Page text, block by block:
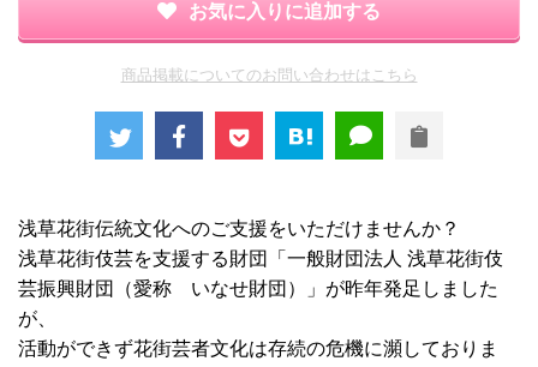
お気に入りに追加する
商品掲載についてのお問い合わせはこちら
浅草花街伝統文化へのご支援をいただけませんか？
浅草花街伎芸を支援する財団「一般財団法人 浅草花街伎
芸振興財団（愛称 いなせ財団）」が昨年発足しました
が、
活動ができず花街芸者文化は存続の危機に瀕しておりま